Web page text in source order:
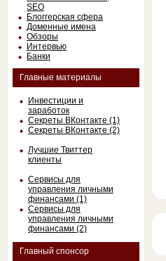
SEO
Блоггерская сфера
Доменные имена
Обзоры
Интервью
Банки
Главные материалы
Инвестиции и
заработок
Секреты ВКонтакте (1)
Секреты ВКонтакте (2)
Лучшие Твиттер
клиенты
Сервисы для
управления личными
финансами (1)
Сервисы для
управления личными
финансами (2)
Главный спонсор